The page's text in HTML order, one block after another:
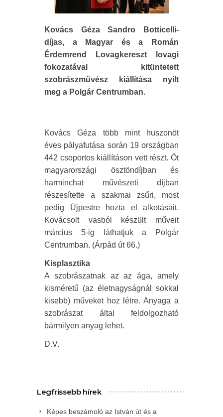
Kovács Géza Sandro Botticelli-
díjas, a Magyar és a Román
Érdemrend Lovagkereszt lovagi
fokozatával kitüntetett
szobrászművész kiállítása nyílt
meg a Polgár Centrumban.
Kovács Géza több mint huszonöt
éves pályafutása során 19 országban
442 csoportos kiállításon vett részt. Öt
magyarországi ösztöndíjban és
harminchat művészeti díjban
részesítette a szakmai zsűri, most
pedig Újpestre hozta el alkotásait.
Kovácsolt vasból készült műveit
március 5-ig láthatjuk a Polgár
Centrumban. (Árpád út 66.)
Kisplasztika
A szobrászatnak az az ága, amely
kisméretű (az életnagyságnál sokkal
kisebb) műveket hoz létre. Anyaga a
szobrászat által feldolgozható
bármilyen anyag lehet.
D.V.
Legfrissebb hírek
Képes beszámoló az István út és a